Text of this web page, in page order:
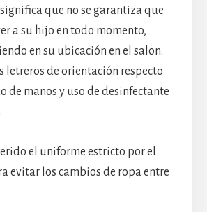
que no se garantiza que
a su hijo en todo momento,
en su ubicación en el salon.
letreros de orientación respecto
de manos y uso de desinfectante
el uniforme estricto por el
evitar los cambios de ropa entre